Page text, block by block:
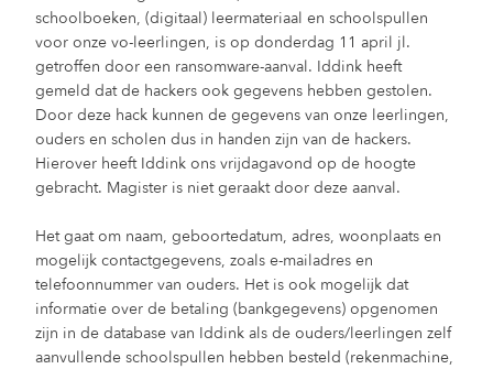
schoolboeken, (digitaal) leermateriaal en schoolspullen
voor onze vo-leerlingen, is op donderdag 11 april jl.
getroffen door een ransomware-aanval. Iddink heeft
gemeld dat de hackers ook gegevens hebben gestolen.
Door deze hack kunnen de gegevens van onze leerlingen,
ouders en scholen dus in handen zijn van de hackers.
Hierover heeft Iddink ons vrijdagavond op de hoogte
gebracht. Magister is niet geraakt door deze aanval.
Het gaat om naam, geboortedatum, adres, woonplaats en
mogelijk contactgegevens, zoals e-mailadres en
telefoonnummer van ouders. Het is ook mogelijk dat
informatie over de betaling (bankgegevens) opgenomen
zijn in de database van Iddink als de ouders/leerlingen zelf
aanvullende schoolspullen hebben besteld (rekenmachine,